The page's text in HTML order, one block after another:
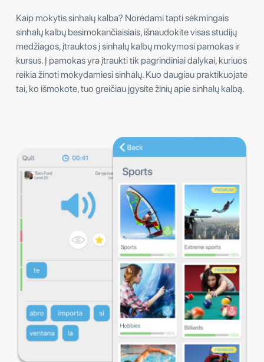
Kaip mokytis sinhalų kalba? Norėdami tapti sėkmingais
sinhalų kalbų besimokančiaisiais, išnaudokite visas studijų
medžiagos, įtrauktos į sinhalų kalbų mokymosi pamokas ir
kursus. Į pamokas yra įtraukti tik pagrindiniai dalykai, kuriuos
reikia žinoti mokydamiesi sinhalų. Kuo daugiau praktikuojate
tai, ko išmokote, tuo greičiau įgysite žinių apie sinhalų kalbą.